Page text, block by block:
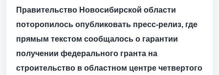
Правительство Новосибирской области
поторопилось опубликовать пресс-релиз, где
прямым текстом сообщалось о гарантии
получении федерального гранта на
строительство в областном центре четвертого